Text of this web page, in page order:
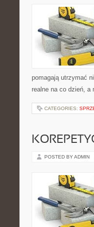
pomagają utrzymać
realne na co dzień,
CATEGORIES:
POSTED BY ADMIN